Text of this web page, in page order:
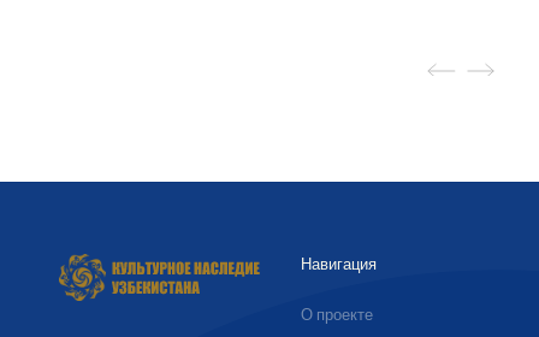
Навигация
О проекте